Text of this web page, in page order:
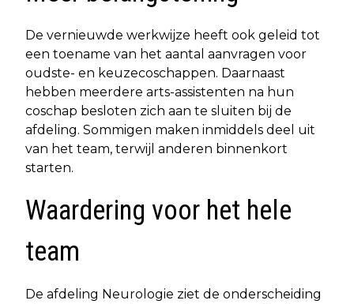
De vernieuwde werkwijze heeft ook geleid tot
een toename van het aantal aanvragen voor
oudste- en keuzecoschappen. Daarnaast
hebben meerdere arts-assistenten na hun
coschap besloten zich aan te sluiten bij de
afdeling. Sommigen maken inmiddels deel uit
van het team, terwijl anderen binnenkort
starten.
Waardering voor het hele
team
De afdeling Neurologie ziet de onderscheiding